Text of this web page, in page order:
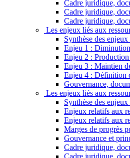
Cadre juridique,
Cadre juridique,
Cadre juridique,
Les enjeux liés aux
Synthèse des
Enjeu 1 :
Enjeu 2 : Production
Enjeu 3 : Maintien
Enjeu 4 : Définition
Gouvernance,
Les enjeux liés aux
Synthèse des
Enjeux relatifs aux
Enjeux relatifs aux
Marges de progrès
Gouvernance et
Cadre juridique,
Cadre juridique,